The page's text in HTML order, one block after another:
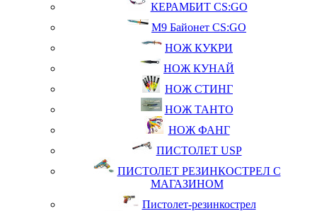
КЕРАМБИТ CS:GO
М9 Байонет CS:GO
НОЖ КУКРИ
НОЖ КУНАЙ
НОЖ СТИНГ
НОЖ ТАНТО
НОЖ ФАНГ
ПИСТОЛЕТ USP
ПИСТОЛЕТ РЕЗИНКОСТРЕЛ С
МАГАЗИНОМ
Пистолет-резинкострел